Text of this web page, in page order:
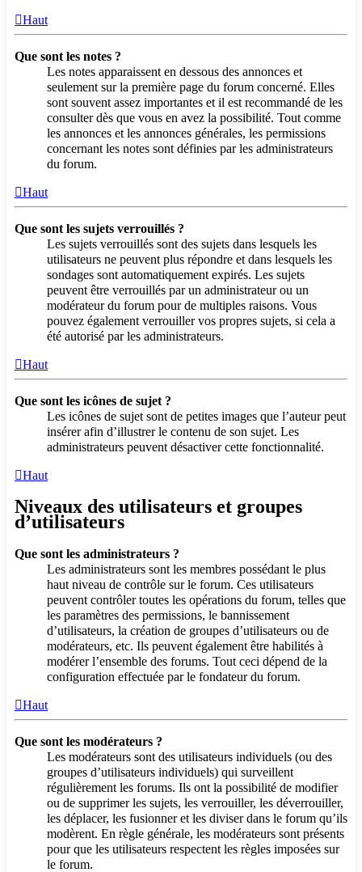
Haut
Que sont les notes ?
Les notes apparaissent en dessous des annonces et
seulement sur la première page du forum concerné. Elles
sont souvent assez importantes et il est recommandé de les
consulter dès que vous en avez la possibilité. Tout comme
les annonces et les annonces générales, les permissions
concernant les notes sont définies par les administrateurs
du forum.
Haut
Que sont les sujets verrouillés ?
Les sujets verrouillés sont des sujets dans lesquels les
utilisateurs ne peuvent plus répondre et dans lesquels les
sondages sont automatiquement expirés. Les sujets
peuvent être verrouillés par un administrateur ou un
modérateur du forum pour de multiples raisons. Vous
pouvez également verrouiller vos propres sujets, si cela a
été autorisé par les administrateurs.
Haut
Que sont les icônes de sujet ?
Les icônes de sujet sont de petites images que l’auteur peut
insérer afin d’illustrer le contenu de son sujet. Les
administrateurs peuvent désactiver cette fonctionnalité.
Haut
Niveaux des utilisateurs et groupes
d’utilisateurs
Que sont les administrateurs ?
Les administrateurs sont les membres possédant le plus
haut niveau de contrôle sur le forum. Ces utilisateurs
peuvent contrôler toutes les opérations du forum, telles que
les paramètres des permissions, le bannissement
d’utilisateurs, la création de groupes d’utilisateurs ou de
modérateurs, etc. Ils peuvent également être habilités à
modérer l’ensemble des forums. Tout ceci dépend de la
configuration effectuée par le fondateur du forum.
Haut
Que sont les modérateurs ?
Les modérateurs sont des utilisateurs individuels (ou des
groupes d’utilisateurs individuels) qui surveillent
régulièrement les forums. Ils ont la possibilité de modifier
ou de supprimer les sujets, les verrouiller, les déverrouiller,
les déplacer, les fusionner et les diviser dans le forum qu’ils
modèrent. En règle générale, les modérateurs sont présents
pour que les utilisateurs respectent les règles imposées sur
le forum.